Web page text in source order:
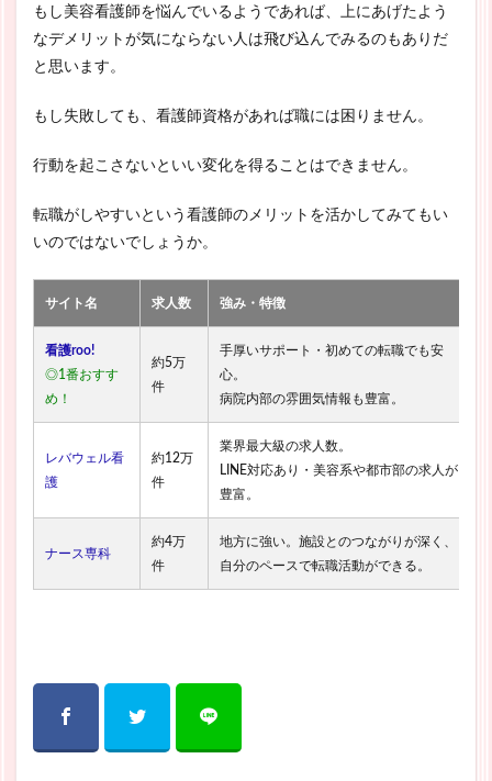
もし美容看護師を悩んでいるようであれば、上にあげたよう
なデメリットが気にならない人は飛び込んでみるのもありだ
と思います。
もし失敗しても、看護師資格があれば職には困りません。
行動を起こさないといい変化を得ることはできません。
転職がしやすいという看護師のメリットを活かしてみてもい
いのではないでしょうか。
サイト名 求人数 強み・特徴
看護roo!
◎1番おすす
め！
約5万
件
手厚いサポート・初めての転職でも安
心。
病院内部の雰囲気情報も豊富。
レバウェル看
護
約12万
件
業界最大級の求人数。
LINE対応あり・美容系や都市部の求人が
豊富。
ナース専科
約4万
件
地方に強い。施設とのつながりが深く、
自分のペースで転職活動ができる。